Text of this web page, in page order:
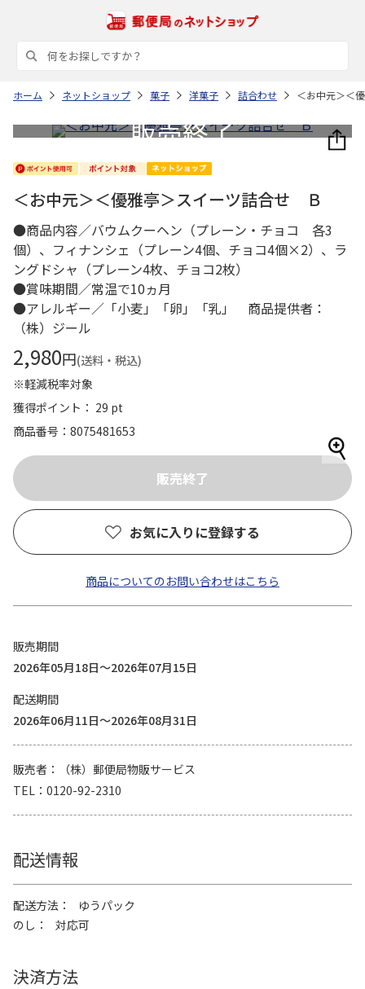
ホーム ネットショップ 菓子 洋菓子 詰合わせ ＜お中元＞＜
＜お中元＞＜優雅亭＞スイーツ詰合せ Ｂ
●商品内容／バウムクーヘン（プレーン・チョコ 各3
個）、フィナンシェ（プレーン4個、チョコ4個×2）、ラ
ングドシャ（プレーン4枚、チョコ2枚）
●賞味期間／常温で10ヵ月
●アレルギー／「小麦」「卵」「乳」 商品提供者：
（株）ジール
2,980円(送料・税込)
※軽減税率対象
獲得ポイント： 29 pt
商品番号
8075481653
お気に入りに登録する
商品についてのお問い合わせはこちら
販売期間
2026年05月18日～2026年07月15日
配送期間
2026年06月11日～2026年08月31日
販売者
（株）郵便局物販サービス
TEL
0120-92-2310
配送情報
配送方法
ゆうパック
のし
対応可
決済方法